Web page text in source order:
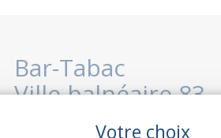
Bar-Tabac
Ville balnéaire 83
RÉF. 7062/ BT-1702Votre choix